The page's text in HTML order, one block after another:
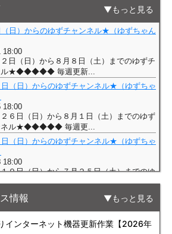
もっと見る
情報 もっと見る
インターネット機器更新作業【2026年